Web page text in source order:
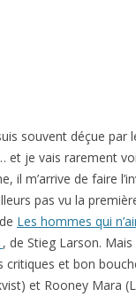
souvent déçue par
je vais rarement
il m’arrive de faire
pas vu la
Les hommes qui
, de Stieg Larson.
critiques et bon
et Rooney Mara